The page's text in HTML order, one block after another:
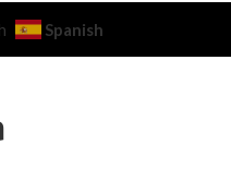
Spanish